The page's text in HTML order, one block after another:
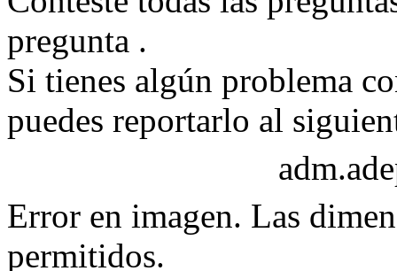
pregunta .
Si tienes algún problema
puedes reportarlo al
Error en imagen. Las
permitidos.